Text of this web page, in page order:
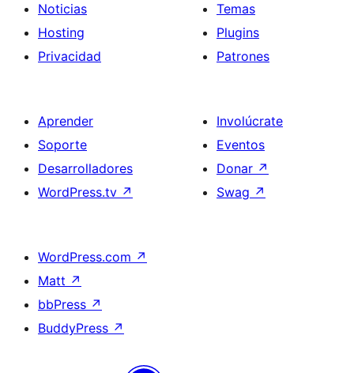
Noticias
Hosting
Privacidad
Temas
Plugins
Patrones
Aprender
Soporte
Desarrolladores
WordPress.tv ↗
Involúcrate
Eventos
Donar ↗
Swag ↗
WordPress.com ↗
Matt ↗
bbPress ↗
BuddyPress ↗